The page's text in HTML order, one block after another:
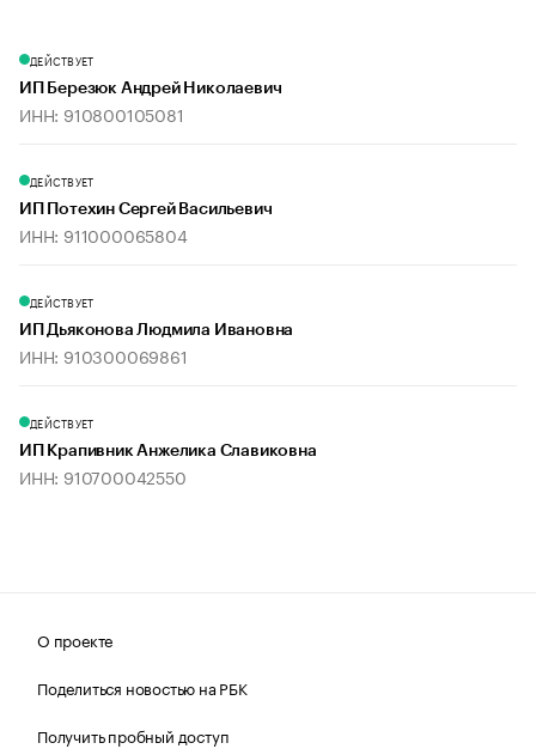
ДЕЙСТВУЕТ
ИП Березюк Андрей Николаевич
ИНН: 910800105081
ДЕЙСТВУЕТ
ИП Потехин Сергей Васильевич
ИНН: 911000065804
ДЕЙСТВУЕТ
ИП Дьяконова Людмила Ивановна
ИНН: 910300069861
ДЕЙСТВУЕТ
ИП Крапивник Анжелика Славиковна
ИНН: 910700042550
О проекте
Поделиться новостью на РБК
Получить пробный доступ